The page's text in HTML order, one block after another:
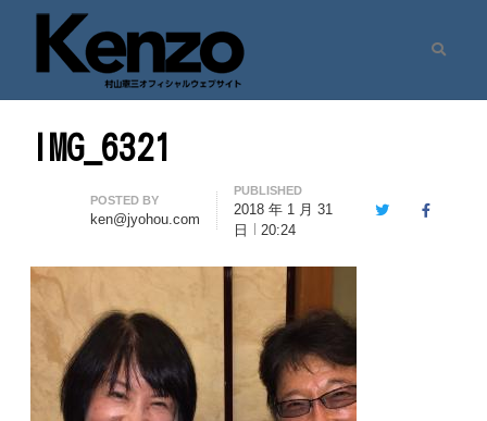
七転八起 – 村山憲三 Official Site
村山憲三ウェブサイト
IMG_6321
Author
POSTED BY
ken@jyohou.com
PUBLISHED
2018 年 1 月 31
日
20:24
TwitterFacebook